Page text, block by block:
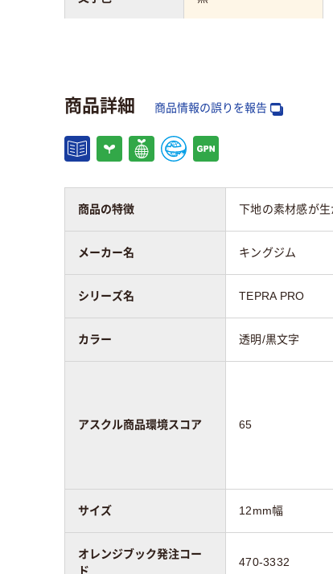
スコア
商品詳細 商品情報の誤りを報告
商品の特徴 下地の素材感が生
メーカー名 キングジム
シリーズ名 TEPRA PRO
カラー 透明/黒文字
アスクル商品環境スコア 65
サイズ 12mm幅
オレンジブック発注コー
ド
470-3332